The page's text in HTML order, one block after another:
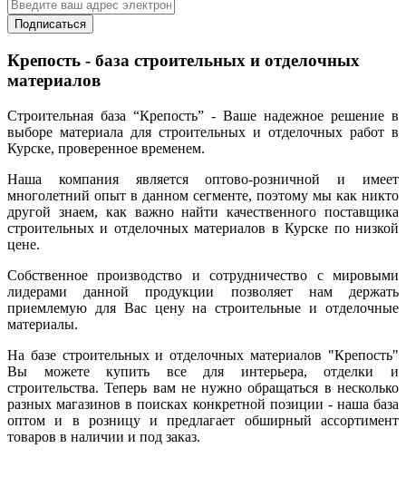
Подписаться
Крепость - база строительных и отделочных
материалов
Строительная база “Крепость” - Ваше надежное решение в
выборе материала для строительных и отделочных работ в
Курске, проверенное временем.
Наша компания является оптово-розничной и имеет
многолетний опыт в данном сегменте, поэтому мы как никто
другой знаем, как важно найти качественного поставщика
строительных и отделочных материалов в Курске по низкой
цене.
Собственное производство и сотрудничество с мировыми
лидерами данной продукции позволяет нам держать
приемлемую для Вас цену на строительные и отделочные
материалы.
На базе строительных и отделочных материалов "Крепость"
Вы можете купить все для интерьера, отделки и
строительства. Теперь вам не нужно обращаться в несколько
разных магазинов в поисках конкретной позиции - наша база
оптом и в розницу и предлагает обширный ассортимент
товаров в наличии и под заказ.